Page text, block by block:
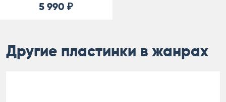
5 990 ₽
Другие пластинки в жанрах